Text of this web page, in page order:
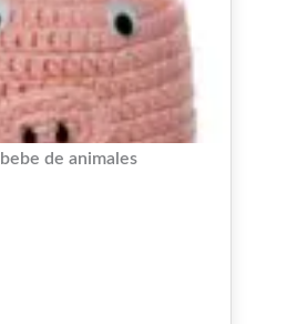
de animales